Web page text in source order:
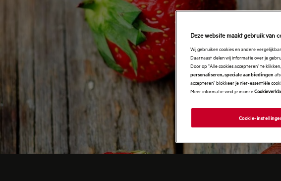
Deze website maakt gebruik van
Wij gebruiken cookies en andere
Daarnaast delen wij informatie over je
Door op "Alle cookies accepteren" te
personaliseren, speciale aanbiedingen
accepteren" blokkeer je niet-essentiële
Meer informatie vind je in onze
Cookie-